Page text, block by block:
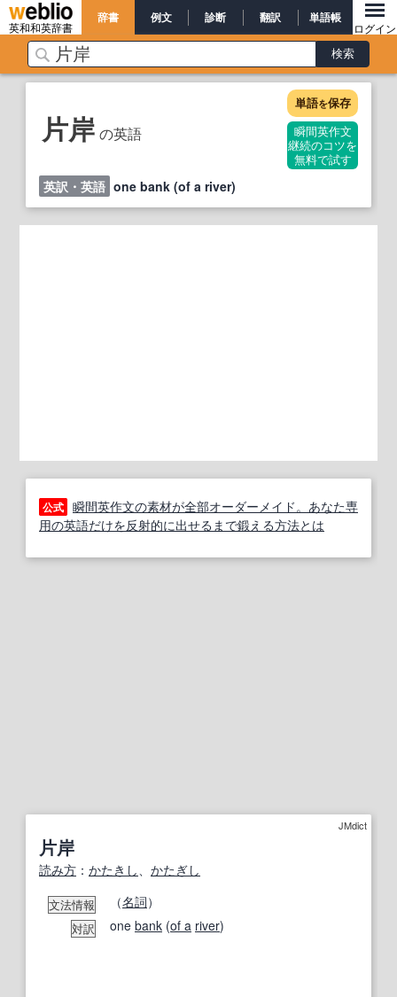
英和和英辞書
辞書 例文 診断 翻訳 単語帳
ログイン
片岸 の英語
単語を保存
瞬間英作文
継続のコツを
無料で試す
英訳・英語 one bank (of a river)
公式 瞬間英作文の素材が全部オーダーメイド。あなた専
用の英語だけを反射的に出せるまで鍛える方法とは
JMdict
片岸
読み方 ： かたきし かたぎし
文法情報 （名詞）
対訳 one bank (of a river)